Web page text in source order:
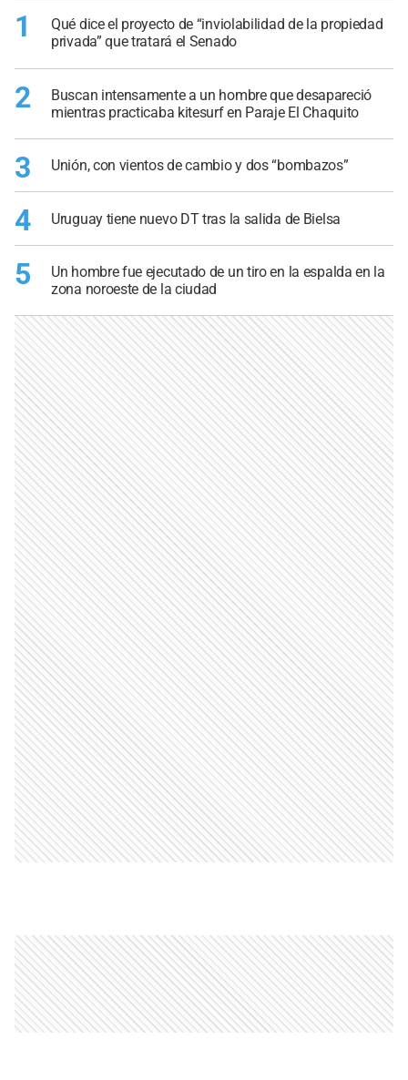
1
Qué dice el proyecto de “inviolabilidad de la propiedad
privada” que tratará el Senado
2
Buscan intensamente a un hombre que desapareció
mientras practicaba kitesurf en Paraje El Chaquito
3 Unión, con vientos de cambio y dos “bombazos”
4 Uruguay tiene nuevo DT tras la salida de Bielsa
5
Un hombre fue ejecutado de un tiro en la espalda en la
zona noroeste de la ciudad